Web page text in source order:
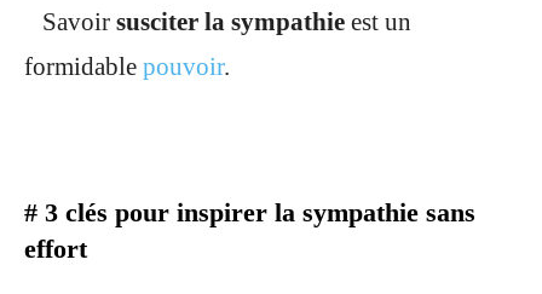
Savoir susciter la sympathie est un
formidable pouvoir.
# 3 clés pour inspirer la sympathie sans
effort